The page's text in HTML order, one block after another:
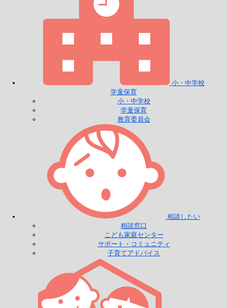
小・中学校
学童保育
小・中学校
学童保育
教育委員会
相談したい
相談窓口
こども家庭センター
サポート・コミュニティ
子育てアドバイス